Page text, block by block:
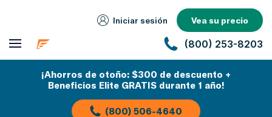
Iniciar sesión Vea su precio
(800) 253-8203
¡Ahorros de otoño: $300 de descuento +
Beneficios Elite GRATIS durante 1 año!
(800) 506-4640